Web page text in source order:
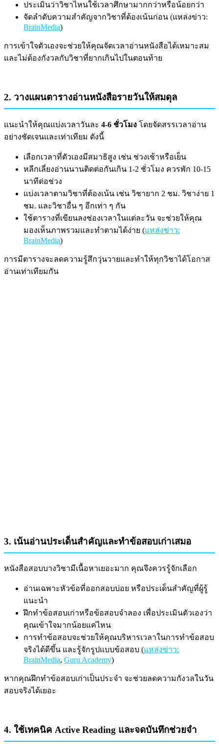
ประเมินว่าวิชาไหนใช้เวลาศึกษามากกว่าหรือน้อยกว่า
จัดลำดับความสำคัญจากวิชาที่ต้องเน้นก่อน (แหล่งข่าว:
BrainMedia)
การเข้าใจตัวเองจะช่วยให้คุณจัดเวลาอ่านหนังสือได้เหมาะสม
และไม่ต้องกังวลกับวิชาที่ยากเกินไปในตอนท้าย
2. วางแผนตารางอ่านหนังสือรายวันให้สมดุล
แนะนำให้คุณแบ่งเวลาวันละ 4-6 ชั่วโมง โดยจัดสรรเวลาอ่าน
อย่างชัดเจนและเท่าเทียม ดังนี้
เลือกเวลาที่ตัวเองมีสมาธิสูง เช่น ช่วงเช้าหรือเย็น
หลีกเลี่ยงอ่านนานติดต่อกันเกิน 1-2 ชั่วโมง ควรพัก 10-15
นาทีต่อช่วง
แบ่งเวลาตามวิชาที่ต้องเน้น เช่น วิชายาก 2 ชม. วิชาง่าย 1
ชม. และวิชาอื่น ๆ อีกเท่า ๆ กัน
ใช้ตารางที่เขียนลงช่องเวลาในแต่ละวัน จะช่วยให้คุณ
มองเห็นภาพรวมและทำตามได้ง่าย (แหล่งข่าว:
BrainMedia)
การมีตารางจะลดความรู้สึกวุ่นวายและทำให้ทุกวิชาได้โอกาส
อ่านเท่าเทียมกัน
3. เน้นอ่านประเด็นสำคัญและทำข้อสอบเก่าเสมอ
หนังสือสอบบางวิชามีเนื้อหาเยอะมาก คุณจึงควรรู้จักเลือก
อ่านเฉพาะหัวข้อที่ออกสอบบ่อย หรือประเด็นสำคัญที่ผู้รู้
แนะนำ
ฝึกทำข้อสอบเก่าหรือข้อสอบจำลอง เพื่อประเมินตัวเองว่า
คุณเข้าใจมากน้อยแค่ไหน
การทำข้อสอบจะช่วยให้คุณบริหารเวลาในการทำข้อสอบ
จริงได้ดีขึ้น และรู้จักรูปแบบข้อสอบ (แหล่งข่าว:
BrainMedia, Guru Academy)
หากคุณฝึกทำข้อสอบเก่าเป็นประจำ จะช่วยลดความกังวลในวัน
สอบจริงได้เยอะ
4. ใช้เทคนิค Active Reading และจดบันทึกช่วยจำ